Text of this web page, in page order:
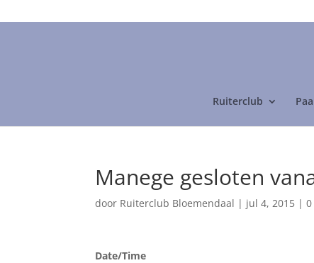
Ruiterclub
Manege gesloten
door Ruiterclub Bloemendaal | jul 4, 2015 |
Date/Time